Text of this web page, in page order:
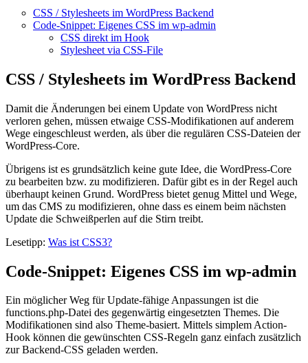
CSS / Stylesheets im WordPress Backend
Code-Snippet: Eigenes CSS im wp-admin
CSS direkt im Hook
Stylesheet via CSS-File
CSS / Stylesheets im WordPress Backend
Damit die Änderungen bei einem Update von WordPress nicht
verloren gehen, müssen etwaige CSS-Modifikationen auf anderem
Wege eingeschleust werden, als über die regulären CSS-Dateien der
WordPress-Core.
Übrigens ist es grundsätzlich keine gute Idee, die WordPress-Core
zu bearbeiten bzw. zu modifizieren. Dafür gibt es in der Regel auch
überhaupt keinen Grund. WordPress bietet genug Mittel und Wege,
um das CMS zu modifizieren, ohne dass es einem beim nächsten
Update die Schweißperlen auf die Stirn treibt.
Lesetipp: Was ist CSS3?
Code-Snippet: Eigenes CSS im wp-admin
Ein möglicher Weg für Update-fähige Anpassungen ist die
functions.php-Datei des gegenwärtig eingesetzten Themes. Die
Modifikationen sind also Theme-basiert. Mittels simplem Action-
Hook können die gewünschten CSS-Regeln ganz einfach zusätzlich
zur Backend-CSS geladen werden.